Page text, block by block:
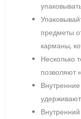
предметы
карманы,
Несколько
позволяют